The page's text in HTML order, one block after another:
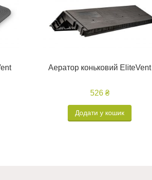
Аератор коньковий EliteVent
526 ₴
Додати у кошик